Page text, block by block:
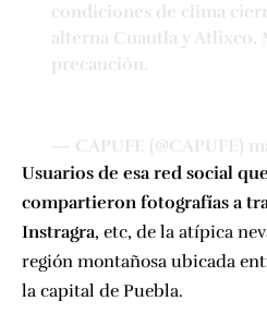
condiciones de clima
alterna Cuautla y Atlixco.
precaución.
— CAPUFE (@CAPUFE)
Usuarios de esa red social
compartieron fotografías a
Instragra, etc, de la atípica
región montañosa ubicada
la capital de Puebla.